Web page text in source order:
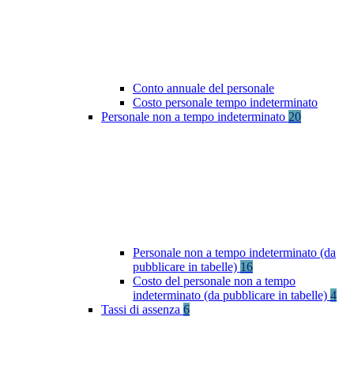
Conto annuale del personale
Costo personale tempo indeterminato
Personale non a tempo indeterminato 20
Personale non a tempo indeterminato (da
pubblicare in tabelle) 16
Costo del personale non a tempo
indeterminato (da pubblicare in tabelle) 4
Tassi di assenza 6